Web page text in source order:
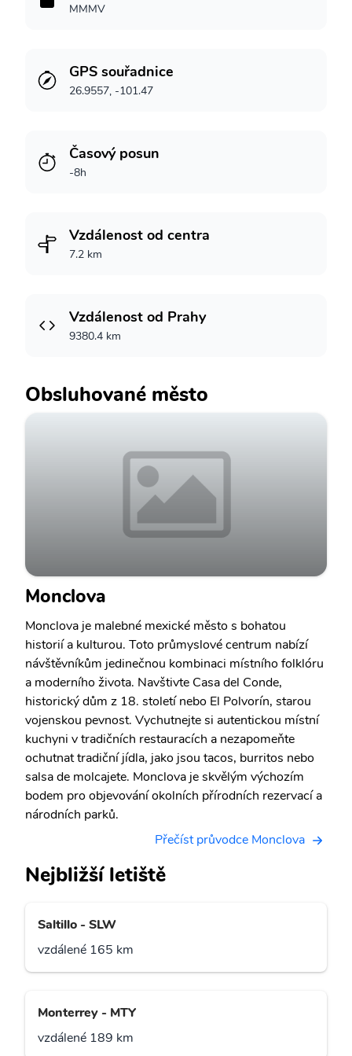
MMMV
GPS souřadnice
26.9557, -101.47
Časový posun
-8h
Vzdálenost od centra
7.2 km
Vzdálenost od Prahy
9380.4 km
Obsluhované město
Monclova
Monclova je malebné mexické město s bohatou
historií a kulturou. Toto průmyslové centrum nabízí
návštěvníkům jedinečnou kombinaci místního folklóru
a moderního života. Navštivte Casa del Conde,
historický dům z 18. století nebo El Polvorín, starou
vojenskou pevnost. Vychutnejte si autentickou místní
kuchyni v tradičních restauracích a nezapomeňte
ochutnat tradiční jídla, jako jsou tacos, burritos nebo
salsa de molcajete. Monclova je skvělým výchozím
bodem pro objevování okolních přírodních rezervací a
národních parků.
Přečíst průvodce Monclova
Nejbližší letiště
Saltillo - SLW
vzdálené 165 km
Monterrey - MTY
vzdálené 189 km